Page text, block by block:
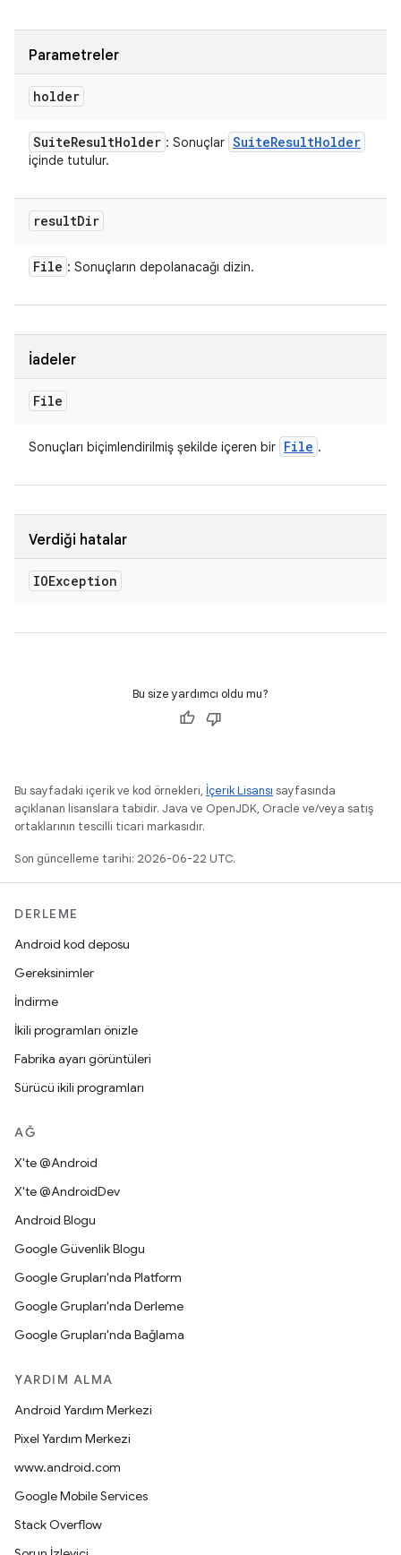
Parametreler
holder
SuiteResultHolder : Sonuçlar SuiteResultHolder
içinde tutulur.
resultDir
File : Sonuçların depolanacağı dizin.
İadeler
File
Sonuçları biçimlendirilmiş şekilde içeren bir File .
Verdiği hatalar
IOException
Bu size yardımcı oldu mu?
Bu sayfadaki içerik ve kod örnekleri, İçerik Lisansı sayfasında
açıklanan lisanslara tabidir. Java ve OpenJDK, Oracle ve/veya satış
ortaklarının tescilli ticari markasıdır.
Son güncelleme tarihi: 2026-06-22 UTC.
DERLEME
Android kod deposu
Gereksinimler
İndirme
İkili programları önizle
Fabrika ayarı görüntüleri
Sürücü ikili programları
AĞ
X'te @Android
X'te @AndroidDev
Android Blogu
Google Güvenlik Blogu
Google Grupları'nda Platform
Google Grupları'nda Derleme
Google Grupları'nda Bağlama
YARDIM ALMA
Android Yardım Merkezi
Pixel Yardım Merkezi
www.android.com
Google Mobile Services
Stack Overflow